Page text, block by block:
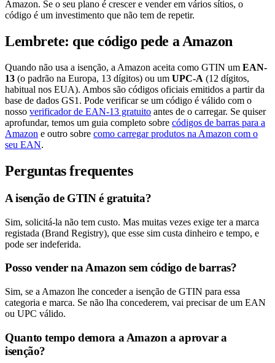
Amazon. Se o seu plano é crescer e vender em vários sítios, o
código é um investimento que não tem de repetir.
Lembrete: que código pede a Amazon
Quando não usa a isenção, a Amazon aceita como GTIN um EAN-
13 (o padrão na Europa, 13 dígitos) ou um UPC-A (12 dígitos,
habitual nos EUA). Ambos são códigos oficiais emitidos a partir da
base de dados GS1. Pode verificar se um código é válido com o
nosso verificador de EAN-13 gratuito antes de o carregar. Se quiser
aprofundar, temos um guia completo sobre códigos de barras para a
Amazon e outro sobre como carregar produtos na Amazon com o
seu EAN.
Perguntas frequentes
A isenção de GTIN é gratuita?
Sim, solicitá-la não tem custo. Mas muitas vezes exige ter a marca
registada (Brand Registry), que esse sim custa dinheiro e tempo, e
pode ser indeferida.
Posso vender na Amazon sem código de barras?
Sim, se a Amazon lhe conceder a isenção de GTIN para essa
categoria e marca. Se não lha concederem, vai precisar de um EAN
ou UPC válido.
Quanto tempo demora a Amazon a aprovar a
isenção?